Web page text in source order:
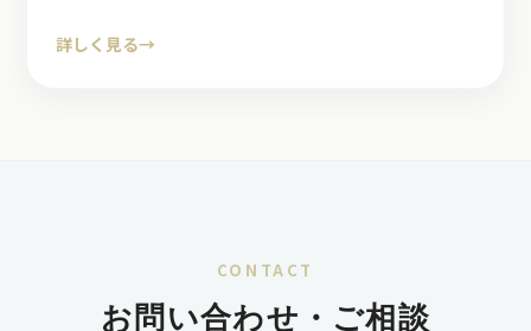
詳しく見る→
CONTACT
お問い合わせ・ご相談